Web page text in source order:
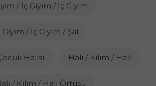
/ İç Giyim / İç Giyim
Giyim / İç Giyim / Şal
Halısı Halı / Kilim / Halı
/ Kilim / Halı Örtüsü